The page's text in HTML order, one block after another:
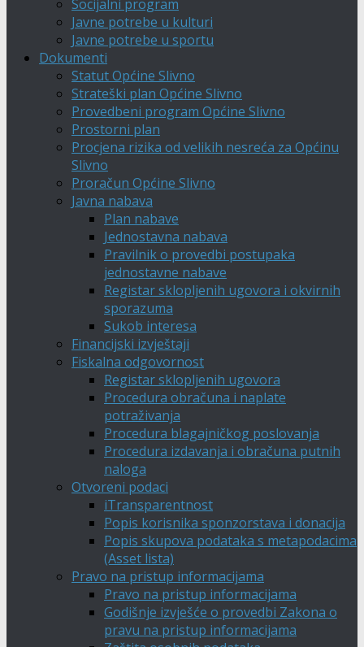
Socijalni program
Javne potrebe u kulturi
Javne potrebe u sportu
Dokumenti
Statut Općine Slivno
Strateški plan Općine Slivno
Provedbeni program Općine Slivno
Prostorni plan
Procjena rizika od velikih nesreća za Općinu
Slivno
Proračun Općine Slivno
Javna nabava
Plan nabave
Jednostavna nabava
Pravilnik o provedbi postupaka
jednostavne nabave
Registar sklopljenih ugovora i okvirnih
sporazuma
Sukob interesa
Financijski izvještaji
Fiskalna odgovornost
Registar sklopljenih ugovora
Procedura obračuna i naplate
potraživanja
Procedura blagajničkog poslovanja
Procedura izdavanja i obračuna putnih
naloga
Otvoreni podaci
iTransparentnost
Popis korisnika sponzorstava i donacija
Popis skupova podataka s metapodacima
(Asset lista)
Pravo na pristup informacijama
Pravo na pristup informacijama
Godišnje izvješće o provedbi Zakona o
pravu na pristup informacijama